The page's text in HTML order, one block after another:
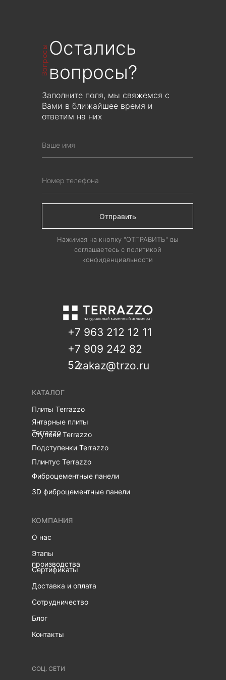
ВопросыОстались
вопросы?
Отправить
КОМПАНИЯ
КАТАЛОГ
Плиты Terrazzo
Янтарные плиты
Terrazzo
Ступени Terrazzo
Подступенки Terrazzo
Плинтус Terrazzo
О нас
Этапы
производства
Сертификаты
Доставка и оплата
Сотрудничество
Блог
Контакты
Заполните поля, мы свяжемся с
Вами в ближайшее время и
ответим на них
zakaz@trzo.ru
+7 963 212 12 11
+7 909 242 82
52
СОЦ. СЕТИ
Фиброцементные панели
3D фиброцементные панели
Нажимая на кнопку "ОТПРАВИТЬ" вы
соглашаетесь с политикой
конфиденциальности